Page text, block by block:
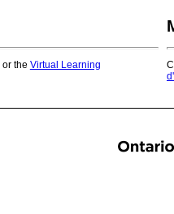
or the Virtual Learning